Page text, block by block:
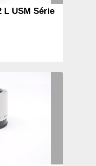
L USM Série